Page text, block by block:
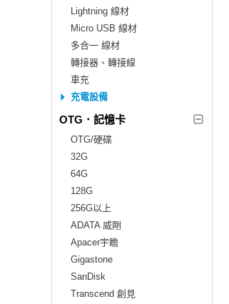
Lightning 線材
Micro USB 線材
多合一 線材
轉接器、轉接線
車充
充電設備
OTG．記憶卡
OTG/硬碟
32G
64G
128G
256G以上
ADATA 威剛
Apacer宇瞻
Gigastone
SanDisk
Transcend 創見